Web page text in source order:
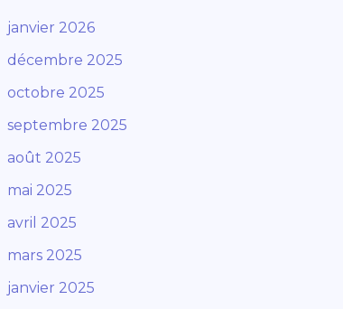
janvier 2026
décembre 2025
octobre 2025
septembre 2025
août 2025
mai 2025
avril 2025
mars 2025
janvier 2025